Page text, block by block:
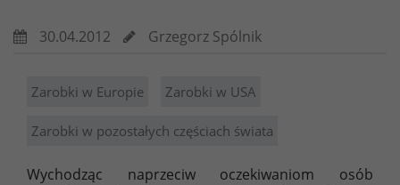
30.04.2012 Grzegorz Spólnik
Zarobki w Europie Zarobki w USA
Zarobki w pozostałych częściach świata
Wychodząc naprzeciw oczekiwaniom osób